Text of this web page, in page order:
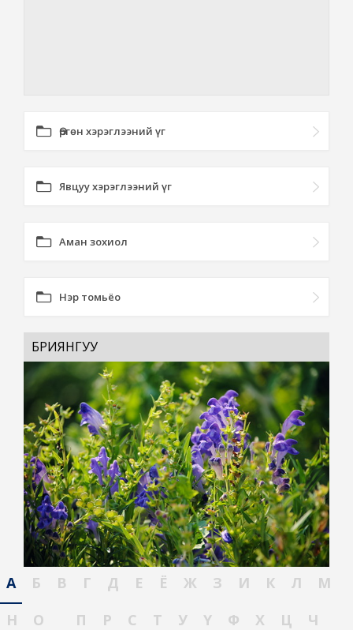
Өргөн хэрэглээний үг
Явцуу хэрэглээний үг
Аман зохиол
Нэр томьёо
БРИЯНГУУ
А Б В Г Д Е Ё Ж З И К Л
М
Н
О П Р С Т У Ү Ф Х Ц
Ч